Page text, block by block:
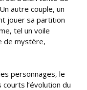
autre couple, un
jouer sa partition
tel un voile
de mystère,
personnages, le
l’évolution du